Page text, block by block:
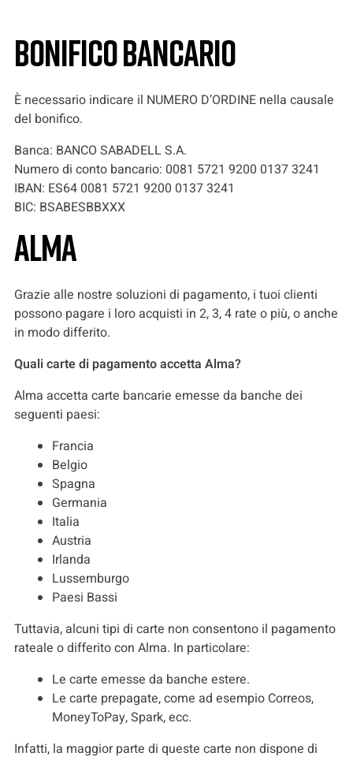
Bonifico bancario
È necessario indicare il NUMERO D’ORDINE nella causale
del bonifico.
Banca: BANCO SABADELL S.A.
Numero di conto bancario: 0081 5721 9200 0137 3241
IBAN: ES64 0081 5721 9200 0137 3241
BIC: BSABESBBXXX
Alma
Grazie alle nostre soluzioni di pagamento, i tuoi clienti
possono pagare i loro acquisti in 2, 3, 4 rate o più, o anche
in modo differito.
Quali carte di pagamento accetta Alma?
Alma accetta carte bancarie emesse da banche dei
seguenti paesi:
Francia
Belgio
Spagna
Germania
Italia
Austria
Irlanda
Lussemburgo
Paesi Bassi
Tuttavia, alcuni tipi di carte non consentono il pagamento
rateale o differito con Alma. In particolare:
Le carte emesse da banche estere.
Le carte prepagate, come ad esempio Correos,
MoneyToPay, Spark, ecc.
Infatti, la maggior parte di queste carte non dispone di